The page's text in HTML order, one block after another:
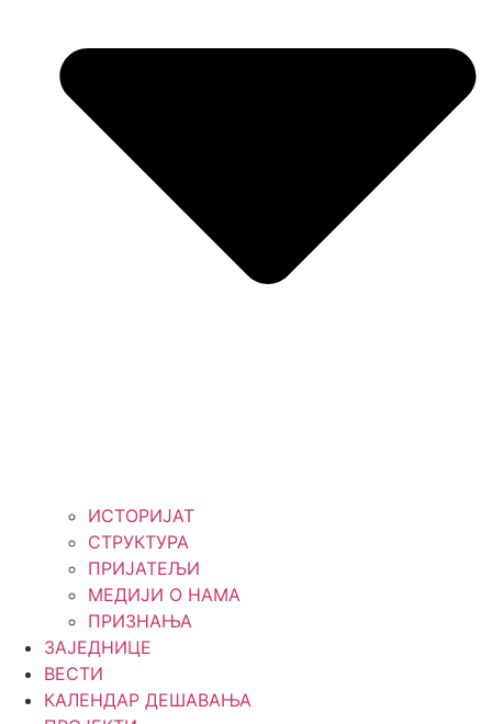
ИСТОРИЈАТ
СТРУКТУРА
ПРИЈАТЕЉИ
МЕДИЈИ О НАМА
ПРИЗНАЊА
ЗАЈЕДНИЦЕ
ВЕСТИ
КАЛЕНДАР ДЕШАВАЊА